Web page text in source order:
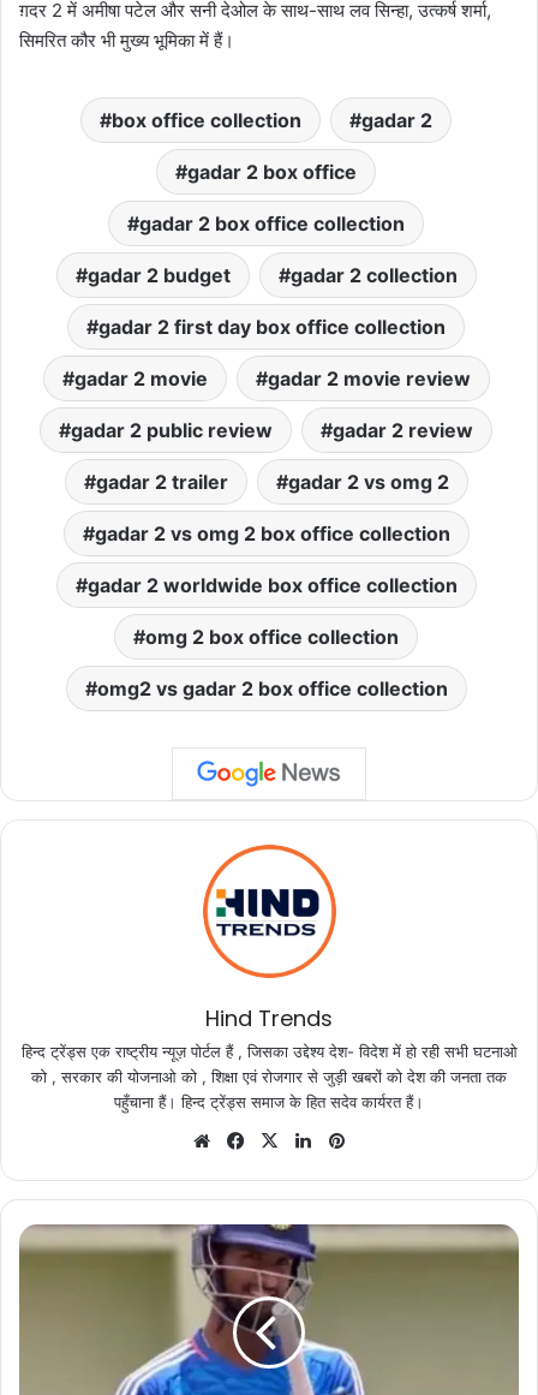
ग़दर 2 में अमीषा पटेल और सनी देओल के साथ-साथ लव सिन्हा, उत्कर्ष शर्मा,
सिमरित कौर भी मुख्य भूमिका में हैं।
box office collection gadar 2
gadar 2 box office
gadar 2 box office collection
gadar 2 budget gadar 2 collection
gadar 2 first day box office collection
gadar 2 movie gadar 2 movie review
gadar 2 public review gadar 2 review
gadar 2 trailer gadar 2 vs omg 2
gadar 2 vs omg 2 box office collection
gadar 2 worldwide box office collection
omg 2 box office collection
omg2 vs gadar 2 box office collection
Hind Trends
हिन्द ट्रेंड्स एक राष्ट्रीय न्यूज़ पोर्टल हैं , जिसका उद्देश्य देश- विदेश में हो रही सभी घटनाओ
को , सरकार की योजनाओ को , शिक्षा एवं रोजगार से जुड़ी खबरों को देश की जनता तक
पहुँचाना हैं। हिन्द ट्रेंड्स समाज के हित सदेव कार्यरत हैं।
WebsiteFacebook
X LinkedIn
एशिया